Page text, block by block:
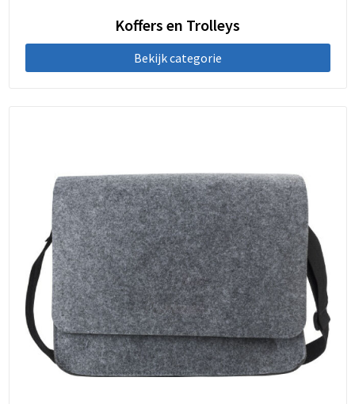
Koffers en Trolleys
Bekijk categorie